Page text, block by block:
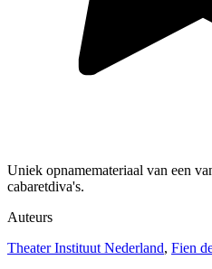
Uniek opnamemateriaal van een
cabaretdiva's.
Auteurs
Theater Instituut Nederland, Fien